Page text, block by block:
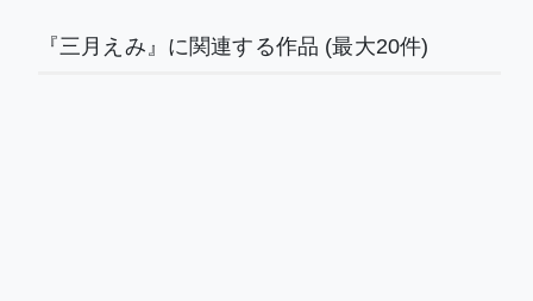
『三月えみ』に関連する作品 (最大20件)